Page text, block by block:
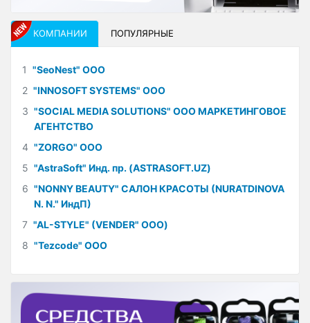
КОМПАНИИ ПОПУЛЯРНЫЕ
1 "SeoNest" ООО
2 "INNOSOFT SYSTEMS" ООО
3 "SOCIAL MEDIA SOLUTIONS" ООО МАРКЕТИНГОВОЕ
АГЕНТСТВО
4 "ZORGO" ООО
5 "AstraSoft" Инд. пр. (ASTRASOFT.UZ)
6 "NONNY BEAUTY" САЛОН КРАСОТЫ (NURATDINOVA
N. N." ИндП)
7 "AL-STYLE" (VENDER" ООО)
8 "Tezcode" ООО